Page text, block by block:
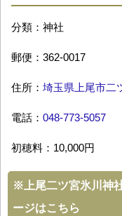
分類：神社
郵便：362-0017
住所： 埼玉県上尾市二
電話： 048-773-5057
初穂料：10,000円
※ 上尾二ツ宮氷川神
ージはこちら